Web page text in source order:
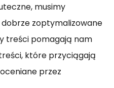
musimy
zoptymalizowane
treści pomagają nam
które przyciągają
przez